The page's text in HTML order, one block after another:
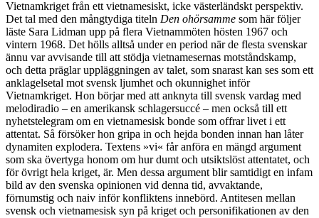
Vietnamkriget från ett vietnamesiskt, icke västerländskt perspektiv.
Det tal med den mångtydiga titeln Den ohörsamme som här följer
läste Sara Lidman upp på flera Vietnammöten hösten 1967 och
vintern 1968. Det hölls alltså under en period när de flesta svenskar
ännu var avvisande till att stödja vietnamesernas motståndskamp,
och detta präglar uppläggningen av talet, som snarast kan ses som ett
anklagelsetal mot svensk ljumhet och okunnighet inför
Vietnamkriget. Hon börjar med att anknyta till svensk vardag med
melodiradio – en amerikansk schlagersuccé – men också till ett
nyhetstelegram om en vietnamesisk bonde som offrar livet i ett
attentat. Så försöker hon gripa in och hejda bonden innan han låter
dynamiten explodera. Textens »vi« får anföra en mängd argument
som ska övertyga honom om hur dumt och utsiktslöst attentatet, och
för övrigt hela kriget, är. Men dessa argument blir samtidigt en infam
bild av den svenska opinionen vid denna tid, avvaktande,
förnumstig och naiv inför konfliktens innebörd. Antitesen mellan
svensk och vietnamesisk syn på kriget och personifikationen av den